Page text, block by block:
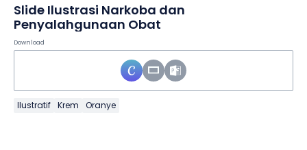
Slide Ilustrasi Narkoba dan
Penyalahgunaan Obat
Download
Ilustratif Krem Oranye